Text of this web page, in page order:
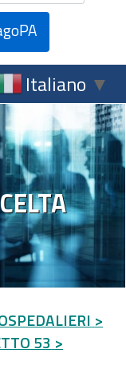
Italiano ▼
>
53 >